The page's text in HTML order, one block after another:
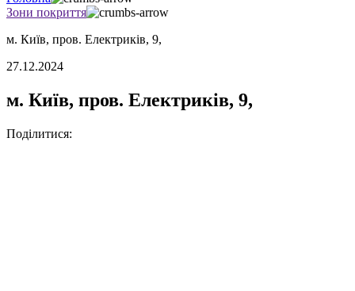
Зони покриття
м. Київ, пров. Електриків, 9,
27.12.2024
м. Київ, пров. Електриків, 9,
Поділитися: